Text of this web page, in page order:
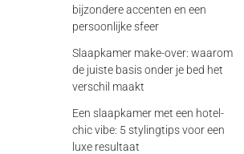
bijzondere accenten en een
persoonlijke sfeer
Slaapkamer make-over: waarom
de juiste basis onder je bed het
verschil maakt
Een slaapkamer met een hotel-
chic vibe: 5 stylingtips voor een
luxe resultaat